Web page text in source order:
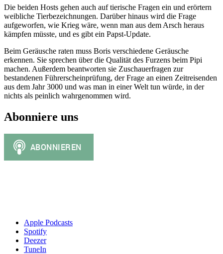
Die beiden Hosts gehen auch auf tierische Fragen ein und erörtern
weibliche Tierbezeichnungen. Darüber hinaus wird die Frage
aufgeworfen, wie Krieg wäre, wenn man aus dem Arsch heraus
kämpfen müsste, und es gibt ein Papst-Update.
Beim Geräusche raten muss Boris verschiedene Geräusche
erkennen. Sie sprechen über die Qualität des Furzens beim Pipi
machen. Außerdem beantworten sie Zuschauerfragen zur
bestandenen Führerscheinprüfung, der Frage an einen Zeitreisenden
aus dem Jahr 3000 und was man in einer Welt tun würde, in der
nichts als peinlich wahrgenommen wird.
Abonniere uns
Apple Podcasts
Spotify
Deezer
TuneIn